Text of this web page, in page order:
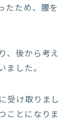
たため、腰を
、後から考え
ました。
受け取りまし
ことになりま